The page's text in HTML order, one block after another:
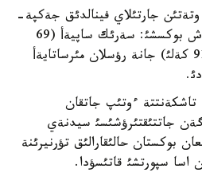
19-ئندا وتةتئن جارتئلاي فينالدئق جةكپة-
جةكتةرگة قازاقستاندئق ءذش بوكسشئ: سةرئك ساپيةأ (69
كةلئ)، دانيار ذستةمبايةأ (91 كةلئ) جانة رؤسلان مئرساتايةأ
تاشكةنتتة ءوتئپ جاتقان
جاتتئقتئرؤشئسئ سيدنةي
بوكستان حالئقارالئق تؤرنيرئنة